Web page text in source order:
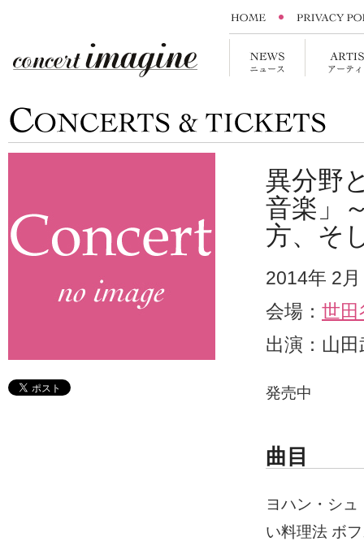
異分野
音楽」
方、そ
2014年 2
会場： 世田
出演：山田
発売中
曲目
ヨハン・シ
い料理法 ボ